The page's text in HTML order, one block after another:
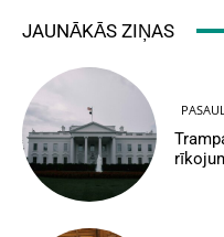
JAUNĀKĀS ZIŅAS